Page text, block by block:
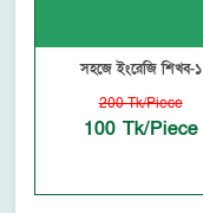
সহজে ইংরেজি শিখব-১
200 Tk/Piece
100 Tk/Piece